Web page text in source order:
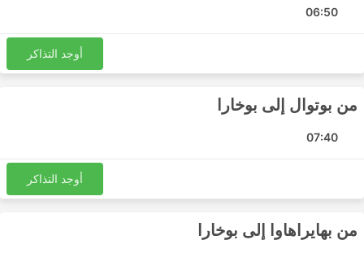
الآخرين في اختيار أفضل تذكرة ودرجة حافلة.
Machhapuchre Via Syangja أشهر
الوجهات
لومبيني
حديقة حافلات بهاراهاوا
محطة حافلات راجمارغ تشوراها
06:50
أوجد التذاكر
من بوتوال إلى بوخارا
07:40
أوجد التذاكر
من بهايراهاوا إلى بوخارا